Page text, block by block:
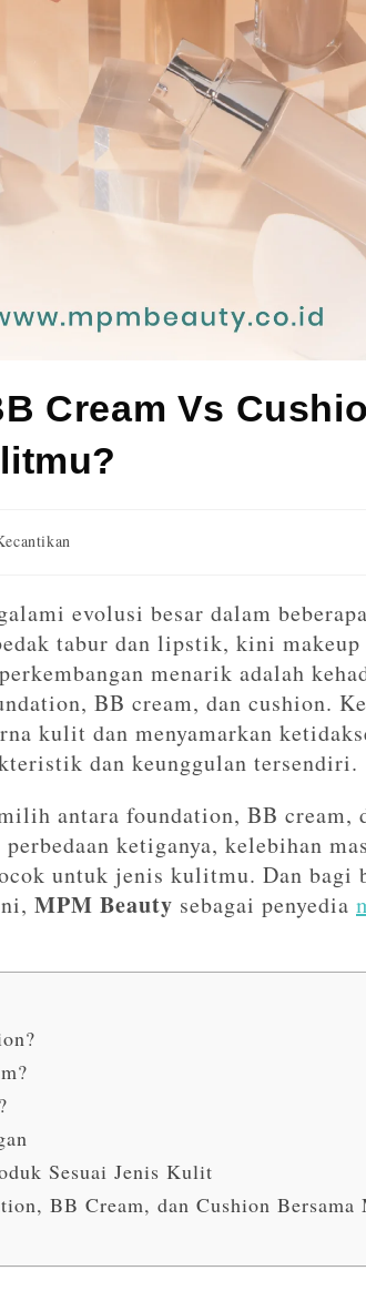
Cream Vs
evolusi besar dalam
tabur dan lipstik, kini
menarik adalah
BB cream, dan cushion.
kulit dan menyamarkan
dan keunggulan tersendiri.
antara foundation, BB
ketiganya, kelebihan
untuk jenis kulitmu. Dan bagi
MPM Beauty sebagai penyedia
Sesuai Jenis Kulit
BB Cream, dan Cushion Bersama